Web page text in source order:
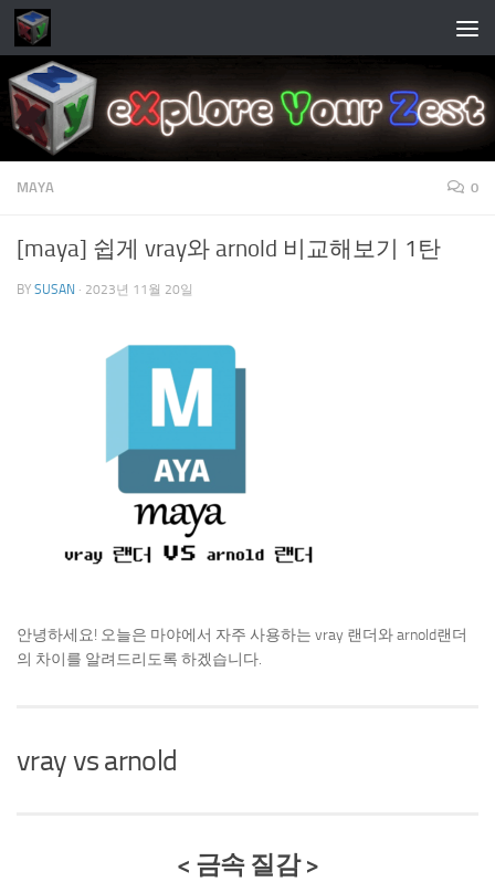
Skip to content
MAYA 0
[maya] 쉽게 vray와 arnold 비교해보기 1탄
BY SUSAN · 2023년 11월 20일
안녕하세요! 오늘은 마야에서 자주 사용하는 vray 랜더와 arnold랜더
의 차이를 알려드리도록 하겠습니다.
vray vs arnold
< 금속 질감 >